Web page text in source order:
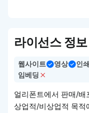
라이선스 정보
웹사이트 영상 인
임베딩
얼리폰트에서 판매/
상업적/비상업적 목적